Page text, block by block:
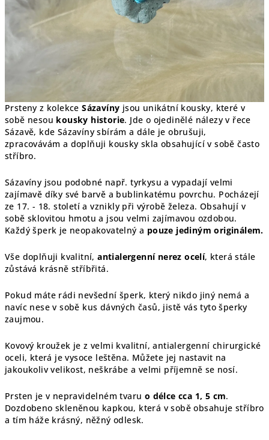
Prsteny z kolekce Sázavíny jsou unikátní kousky, které v
sobě nesou kousky historie. Jde o ojedinělé nálezy v řece
Sázavě, kde Sázavíny sbírám a dále je obrušuji,
zpracovávám a doplňuji kousky skla obsahující v sobě často
stříbro.
Sázavíny jsou podobné např. tyrkysu a vypadají velmi
zajímavě díky své barvě a bublinkatému povrchu. Pocházejí
ze 17. - 18. století a vznikly při výrobě železa. Obsahují v
sobě sklovitou hmotu a jsou velmi zajímavou ozdobou.
Každý šperk je neopakovatelný a pouze jediným originálem.
Vše doplňuji kvalitní,antialergenní nerez ocelí, která stále
zůstává krásně stříbřitá.
Pokud máte rádi nevšední šperk, který nikdo jiný nemá a
navíc nese v sobě kus dávných časů, jistě vás tyto šperky
zaujmou.
Kovový kroužek je z velmi kvalitní, antialergenní chirurgické
oceli, která je vysoce leštěna. Můžete jej nastavit na
jakoukoliv velikost, neškrábe a velmi příjemně se nosí.
Prsten je v nepravidelném tvaru o délce cca 1, 5 cm.
Dozdobeno skleněnou kapkou, která v sobě obsahuje stříbro
a tím háže krásný, něžný odlesk.